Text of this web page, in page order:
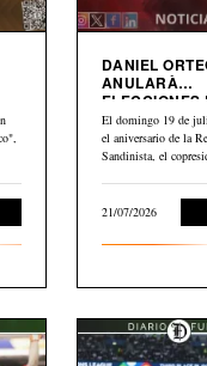
DANIEL
ANULARÀ
ELECCIONES
NICARAGUA
El domingo 19 de
el aniversario de la
Sandinista, el
21/07/2026